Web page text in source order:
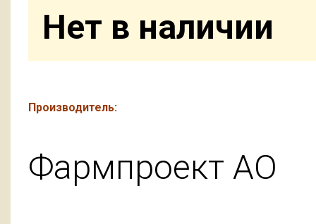
Нет в наличии
Производитель:
Фармпроект АО